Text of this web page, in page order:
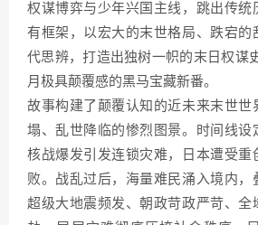
权谋博弈与少年兴国主线，跳出传统
有框架，以宏大的末世格局、跌宕的
代思辨，打造出独树一帜的末日权谋
月极具颠覆感的黑马宝藏新番。
故事构建了颠覆认知的近未来末世世
塌、乱世降临的惨烈图景。时间线设
核战爆发引发连锁灾难，日本遭受重
败。战乱过后，海量难民涌入境内，
超级大地震频发、朝政苛政严苛、全